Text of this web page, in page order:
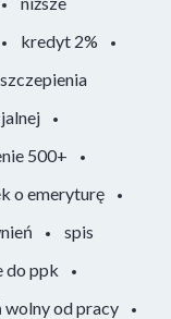
kredyt 2%
szczepienia
500+
o emeryturę
spis
do ppk
wolny od pracy